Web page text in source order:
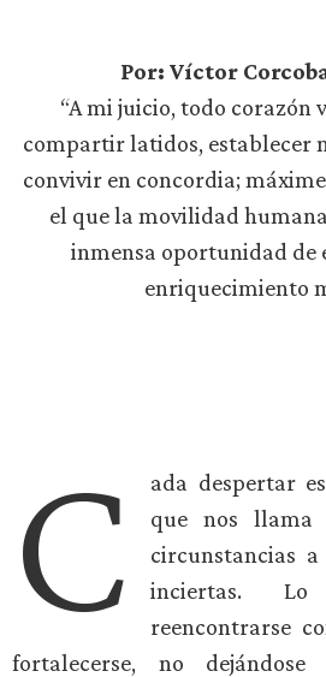
Por: Víctor
“A mi juicio, todo corazón
compartir latidos, establecer
convivir en concordia;
el que la movilidad
inmensa oportunidad de
enriquecimiento
C
ada despertar
que nos llama
circunstancias
inciertas.
reencontrarse
fortalecerse, no